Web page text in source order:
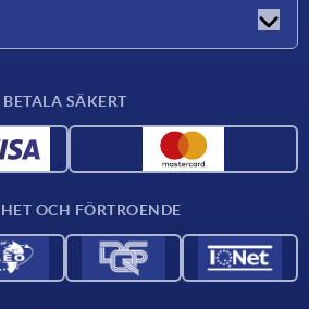
BETALA SÄKERT
OCH FÖRTROENDE